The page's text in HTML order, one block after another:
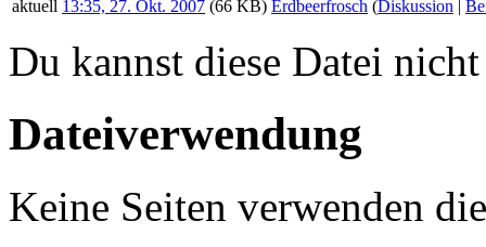
aktuell 13:35, 27. Okt. 2007 (66 KB) Erdbeerfrosch (Diskussion |
Du kannst diese Datei
Dateiverwendung
Keine Seiten verwenden